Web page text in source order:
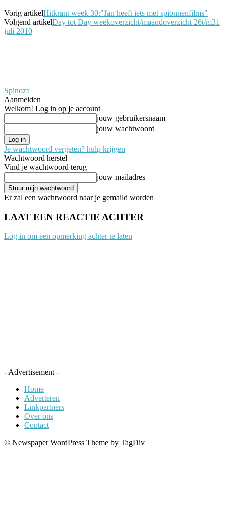
Vorig artikelHitkrant week 30:"Jan heeft iets met spionnenfilms"
Volgend artikelDay tot Day weekoverzicht/maandoverzicht 26t/m31
juli 2010
Spinoza
Aanmelden
Welkom! Log in op je account
jouw gebruikersnaam
jouw wachtwoord
Je wachtwoord vergeten? hulp krijgen
Wachtwoord herstel
Vind je wachtwoord terug
jouw mailadres
Er zal een wachtwoord naar je gemaild worden
LAAT EEN REACTIE ACHTER
Log in om een opmerking achter te laten
- Advertisement -
Home
Adverteren
Linkpartners
Over ons
Contact
© Newspaper WordPress Theme by TagDiv